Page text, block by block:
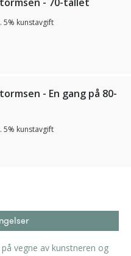
5% kunstavgift
- En gang på 80-
5% kunstavgift
vegne av kunstneren og